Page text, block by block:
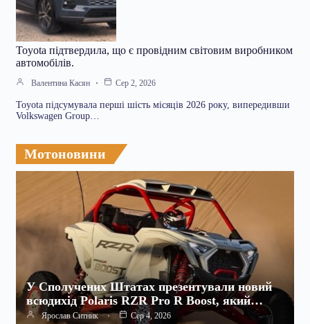
Toyota підтвердила, що є провідним світовим виробником
автомобілів.
Валентина Касян Сер 2, 2026
Toyota підсумувала перші шість місяців 2026 року, випередивши
Volkswagen Group…
Мотоновини
У Сполучених Штатах презентували новий
всюдихід Polaris RZR Pro R Boost, який…
Ярослав Ситник Сер 4, 2026